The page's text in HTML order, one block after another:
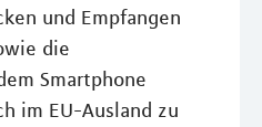
und Empfangen
die
Smartphone
im EU-Ausland zu